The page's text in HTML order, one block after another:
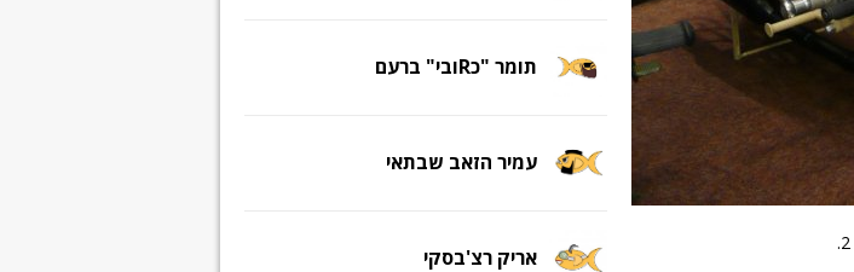
תומר "כRובי" ברעם
עמיר הזאב שבתאי
אריק רצ'בסקי